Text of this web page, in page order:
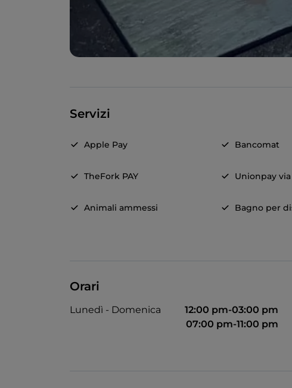
Servizi
Apple Pay Bancomat
TheFork PAY Unionpay via
Animali ammessi Bagno per
Orari
Lunedì - Domenica
12:00 pm-03:00 pm
07:00 pm-11:00 pm